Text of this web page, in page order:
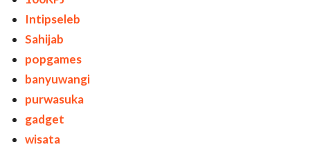
Intipseleb
Sahijab
popgames
banyuwangi
purwasuka
gadget
wisata